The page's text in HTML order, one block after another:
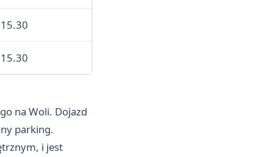
na Woli. Dojazd
parking.
i jest